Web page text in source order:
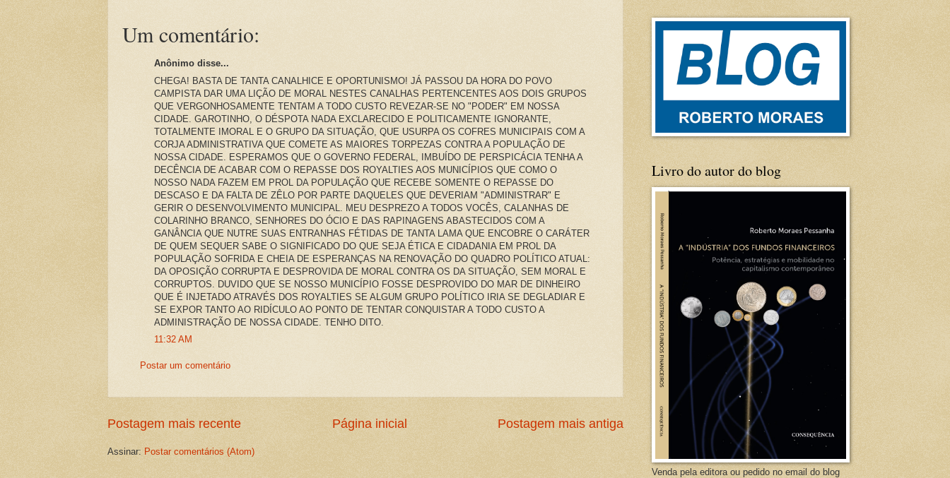
Um comentário:
Anônimo disse...
CHEGA! BASTA DE TANTA CANALHICE E OPORTUNISMO! JÁ PASSOU DA HORA DO POVO
CAMPISTA DAR UMA LIÇÃO DE MORAL NESTES CANALHAS PERTENCENTES AOS DOIS GRUPOS
QUE VERGONHOSAMENTE TENTAM A TODO CUSTO REVEZAR-SE NO "PODER" EM NOSSA
CIDADE. GAROTINHO, O DÉSPOTA NADA EXCLARECIDO E POLITICAMENTE IGNORANTE,
TOTALMENTE IMORAL E O GRUPO DA SITUAÇÃO, QUE USURPA OS COFRES MUNICIPAIS COM A
CORJA ADMINISTRATIVA QUE COMETE AS MAIORES TORPEZAS CONTRA A POPULAÇÃO DE
NOSSA CIDADE. ESPERAMOS QUE O GOVERNO FEDERAL, IMBUÍDO DE PERSPICÁCIA TENHA A
DECÊNCIA DE ACABAR COM O REPASSE DOS ROYALTIES AOS MUNICÍPIOS QUE COMO O
NOSSO NADA FAZEM EM PROL DA POPULAÇÃO QUE RECEBE SOMENTE O REPASSE DO
DESCASO E DA FALTA DE ZÊLO POR PARTE DAQUELES QUE DEVERIAM "ADMINISTRAR" E
GERIR O DESENVOLVIMENTO MUNICIPAL. MEU DESPREZO A TODOS VOCÊS, CALANHAS DE
COLARINHO BRANCO, SENHORES DO ÓCIO E DAS RAPINAGENS ABASTECIDOS COM A
GANÂNCIA QUE NUTRE SUAS ENTRANHAS FÉTIDAS DE TANTA LAMA QUE ENCOBRE O CARÁTER
DE QUEM SEQUER SABE O SIGNIFICADO DO QUE SEJA ÉTICA E CIDADANIA EM PROL DA
POPULAÇÃO SOFRIDA E CHEIA DE ESPERANÇAS NA RENOVAÇÃO DO QUADRO POLÍTICO ATUAL:
DA OPOSIÇÃO CORRUPTA E DESPROVIDA DE MORAL CONTRA OS DA SITUAÇÃO, SEM MORAL E
CORRUPTOS. DUVIDO QUE SE NOSSO MUNICÍPIO FOSSE DESPROVIDO DO MAR DE DINHEIRO
QUE É INJETADO ATRAVÉS DOS ROYALTIES SE ALGUM GRUPO POLÍTICO IRIA SE DEGLADIAR E
SE EXPOR TANTO AO RIDÍCULO AO PONTO DE TENTAR CONQUISTAR A TODO CUSTO A
ADMINISTRAÇÃO DE NOSSA CIDADE. TENHO DITO.
11:32 AM
Postar um comentário
Postagem mais recente Postagem mais antiga
Página inicial
Assinar: Postar comentários (Atom)
Livro do autor do blog
Venda pela editora ou pedido no email do blog